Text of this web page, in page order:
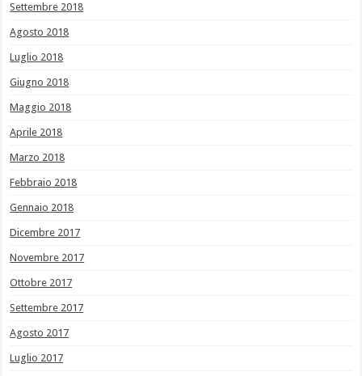
Settembre 2018
Agosto 2018
Luglio 2018
Giugno 2018
Maggio 2018
Aprile 2018
Marzo 2018
Febbraio 2018
Gennaio 2018
Dicembre 2017
Novembre 2017
Ottobre 2017
Settembre 2017
Agosto 2017
Luglio 2017